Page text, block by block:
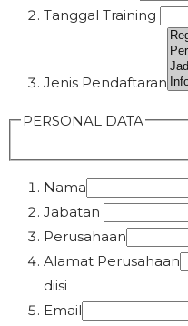
Tanggal Training
Jenis Pendaftaran
PERSONAL DATA
Nama
Jabatan
Perusahaan
Alamat Perusahaan
diisi
Email